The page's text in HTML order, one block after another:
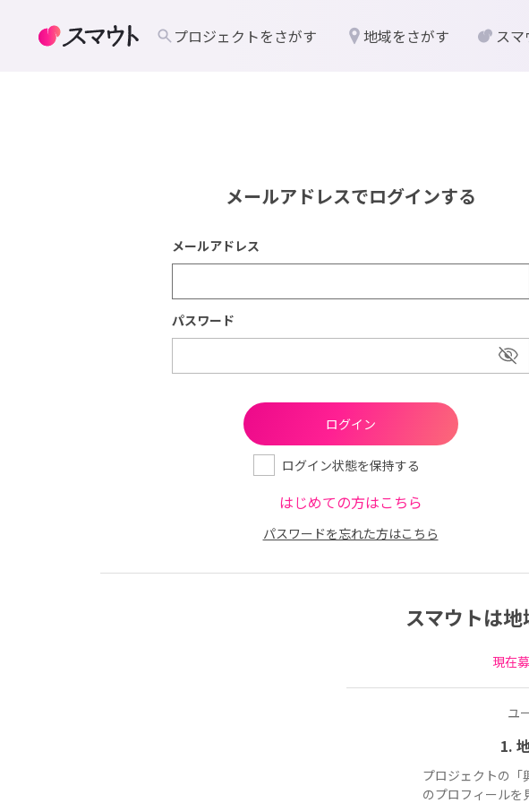
メールアドレスでログインする
メールアドレス
パスワード
ログイン状態を保持する
はじめての方はこちら
パスワードを忘れた方はこちら
スマウトは
現在
ユ
1.
プロジェクトの「
のプロフィールを
プロジェクトをさがす 地域をさがす ス